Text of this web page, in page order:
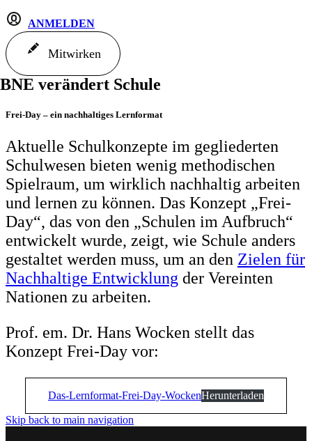
ANMELDEN
Mitwirken
BNE verändert Schule
Frei-Day – ein nachhaltiges Lernformat
Aktuelle Schulkonzepte im gegliederten
Schulwesen bieten wenig methodischen
Spielraum, um wirklich nachhaltig arbeiten
und lernen zu können. Das Konzept „Frei-
Day“, das von den „Schulen im Aufbruch“
entwickelt wurde, zeigt, wie Schule anders
gestaltet werden muss, um an den Zielen für
Nachhaltige Entwicklung der Vereinten
Nationen zu arbeiten.
Prof. em. Dr. Hans Wocken stellt das
Konzept Frei-Day vor:
Das-Lernformat-Frei-Day-WockenHerunterladen
Skip back to main navigation